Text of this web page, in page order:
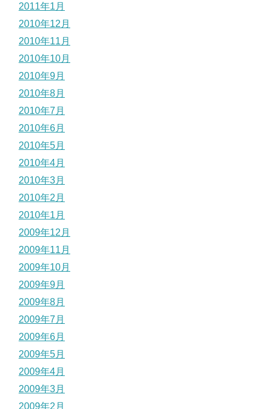
2011年1月
2010年12月
2010年11月
2010年10月
2010年9月
2010年8月
2010年7月
2010年6月
2010年5月
2010年4月
2010年3月
2010年2月
2010年1月
2009年12月
2009年11月
2009年10月
2009年9月
2009年8月
2009年7月
2009年6月
2009年5月
2009年4月
2009年3月
2009年2月